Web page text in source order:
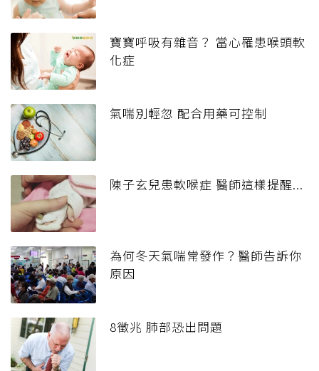
寶寶呼吸有雜音？ 當心罹患喉頭軟
化症
氣喘別輕忽 配合用藥可控制
陳子玄兒患軟喉症 醫師這樣提醒...
為何冬天氣喘常發作？醫師告訴你
原因
8徵兆 肺部恐出問題